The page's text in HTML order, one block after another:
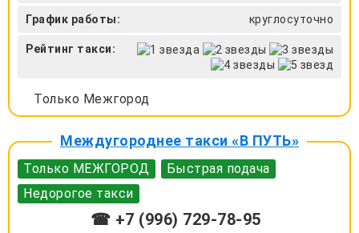
График работы: круглосуточно
Рейтинг такси:
Только Межгород
Междугороднее такси «В ПУТЬ»
Только МЕЖГОРОД
Быстрая подача
Недорогое такси
☎ +7 (996) 729-78-95